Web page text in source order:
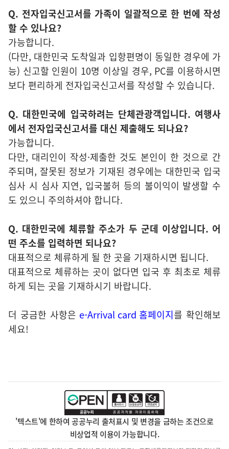
Q. 전자입국신고서를 가족이 일괄적으로 한 번에 작성
할 수 있나요?
가능합니다.
(다만, 대한민국 도착일과 입항편명이 동일한 경우에 가
능) 신고할 인원이 10명 이상일 경우, PC를 이용하시면
보다 편리하게 전자입국신고서를 작성할 수 있습니다.
Q. 대한민국에 입국하려는 단체관광객입니다. 여행사
에서 전자입국신고서를 대신 제출해도 되나요?
가능합니다.
다만, 대리인이 작성·제출한 것도 본인이 한 것으로 간
주되며, 잘못된 정보가 기재된 경우에는 대한민국 입국
심사 시 심사 지연, 입국불허 등의 불이익이 발생할 수
도 있으니 주의하셔야 합니다.
Q. 대한민국에 체류할 주소가 두 군데 이상입니다. 어
떤 주소를 입력하면 되나요?
대표적으로 체류하게 될 한 곳을 기재하시면 됩니다.
대표적으로 체류하는 곳이 없다면 입국 후 최초로 체류
하게 되는 곳을 기재하시기 바랍니다.
더 궁금한 사항은 e-Arrival card 홈페이지를 확인해보
세요!
'텍스트'에 한하여 공공누리 출처표시 및 변경을 금하는 조건으로
비상업적 이용이 가능합니다.